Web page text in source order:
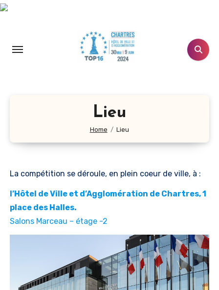
Aller
principal
Lieu
Home Lieu
La compétition se déroule, en plein coeur de ville, à :
l’Hôtel de Ville et d’Agglomération de Chartres, 1
place des Halles.
Salons Marceau – étage -2